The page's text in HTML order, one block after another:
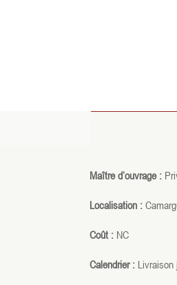
Maître d’ouvrage :
Localisation :
Coût : NC
Calendrier : Livraison